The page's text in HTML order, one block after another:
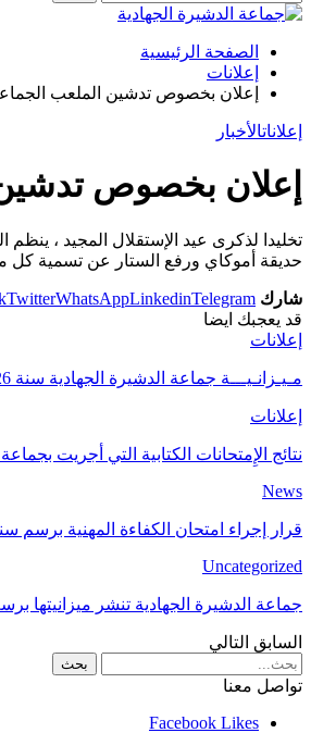
الصفحة الرئيسية
إعلانات
إعلان بخصوص تدشين الملعب
إعلاناتالأخبار
إعلان بخصوص تدشين
حديقة أموكاي ورفع الستار عن تسمية كل من المركب
شارك TwitterWhatsAppLinkedinTelegram
قد يعجبك ايضا
إعلانات
مـيـزانـيـــة جماعة الدشيرة الجهادية سنة 2026
إعلانات
نتائج الإِمتحانات الكتابية التي أجريت بجماعة الدشيرة
News
قرار إجراء امتحان الكفاءة المهنية برسم سنة
Uncategorized
جماعة الدشيرة الجهادية تنشر ميزانيتها برسم
السابق التالي
تواصل معنا
Facebook Likes